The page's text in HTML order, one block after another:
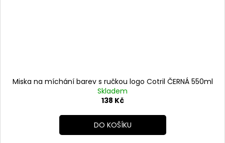
Miska na míchání barev s ručkou logo Cotril ČERNÁ 550ml
Skladem
138 Kč
DO KOŠÍKU